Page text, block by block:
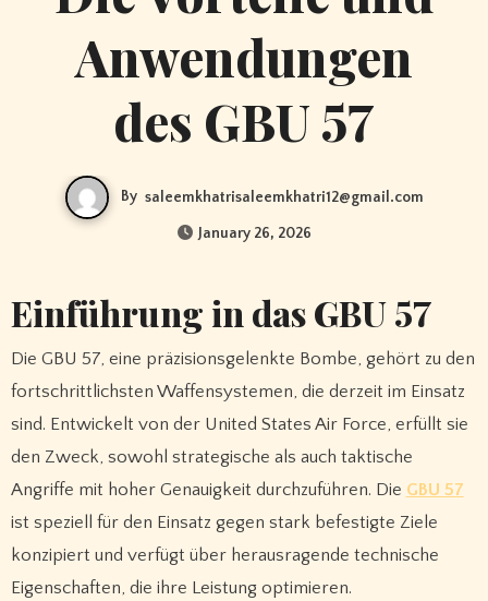
Anwendungen
des GBU 57
By saleemkhatrisaleemkhatri12@gmail.com
January 26, 2026
Einführung in das GBU 57
Die GBU 57, eine präzisionsgelenkte Bombe, gehört zu den
fortschrittlichsten Waffensystemen, die derzeit im Einsatz
sind. Entwickelt von der United States Air Force, erfüllt sie
den Zweck, sowohl strategische als auch taktische
Angriffe mit hoher Genauigkeit durchzuführen. Die GBU 57
ist speziell für den Einsatz gegen stark befestigte Ziele
konzipiert und verfügt über herausragende technische
Eigenschaften, die ihre Leistung optimieren.